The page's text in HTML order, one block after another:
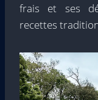
frais et ses
recettes